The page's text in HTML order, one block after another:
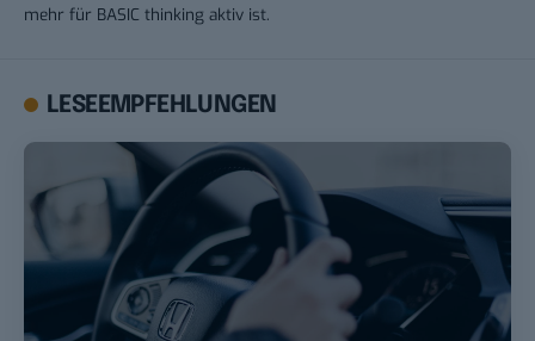
mehr für BASIC thinking aktiv ist.
LESEEMPFEHLUNGEN